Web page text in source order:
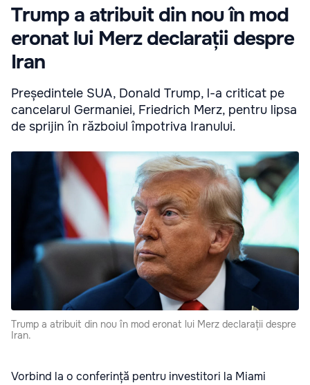
Trump a atribuit din nou în mod
eronat lui Merz declarații despre
Iran
Președintele SUA, Donald Trump, l-a criticat pe
cancelarul Germaniei, Friedrich Merz, pentru lipsa
de sprijin în războiul împotriva Iranului.
Trump a atribuit din nou în mod eronat lui Merz declarații despre
Iran.
Vorbind la o conferință pentru investitori la Miami